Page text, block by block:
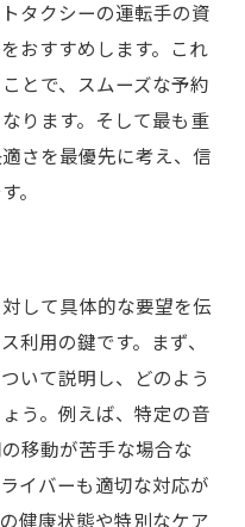
タクシーの運転手の資
おすすめします。これ
とで、スムーズな予約
ります。そして最も重
さを最優先に考え、信
。
して具体的な要望を伝
利用の鍵です。まず、
いて説明し、どのよう
う。例えば、特定の音
移動が苦手な場合な
イバーも適切な対応が
健康状態や特別なケア